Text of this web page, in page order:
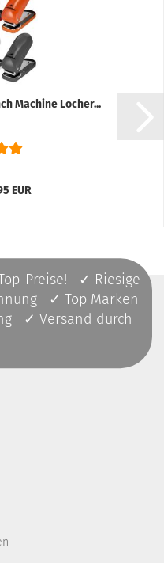
Machine Locher...
EUR
Preise! ✓ Riesige
✓ Top Marken
✓ Versand durch